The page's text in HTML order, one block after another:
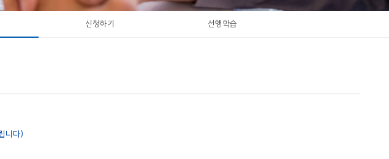
신청하기 선행학습
니다)